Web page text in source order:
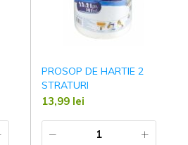
PROSOP DE HARTIE 2
STRATURI
13,99 lei